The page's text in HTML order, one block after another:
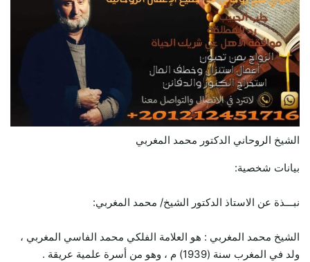
الشيخ الروحاني الدكتور محمد المغربي
بيانات شخصية:
نبـــذة عن الاستاذ الدكتور الشيخ/ محمد المغربي:
الشيخ محمد المغربي : هو العلامة الفلكي محمد الفاسي المغربي ،
ولد في المغرب سنة (1939) م ، وهو من أسرة علمية عريقة .